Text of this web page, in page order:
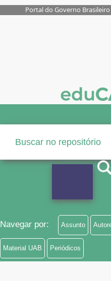
Portal do Governo Brasileiro
Navegar por: Assunto
Material UAB Periódicos